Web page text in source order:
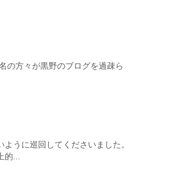
の方々が黒野のブログを過疎ら
うに巡回してくださいました。
...